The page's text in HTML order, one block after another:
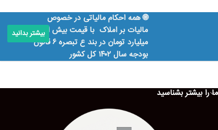
🌐 همه احکام مالیاتی در خصوص
مالیات بر املاک با قیمت بیش از ۲۰
میلیارد تومان در بند ع تبصره ۶ قانون
بودجه سال ۱۴۰۲ کل کشور
بیشتر بدانید
ما را بیشتر بشناسید